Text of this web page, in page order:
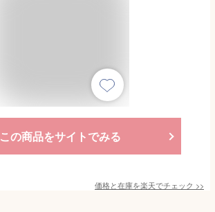
この商品をサイトでみる
価格と在庫を楽天でチェック >>